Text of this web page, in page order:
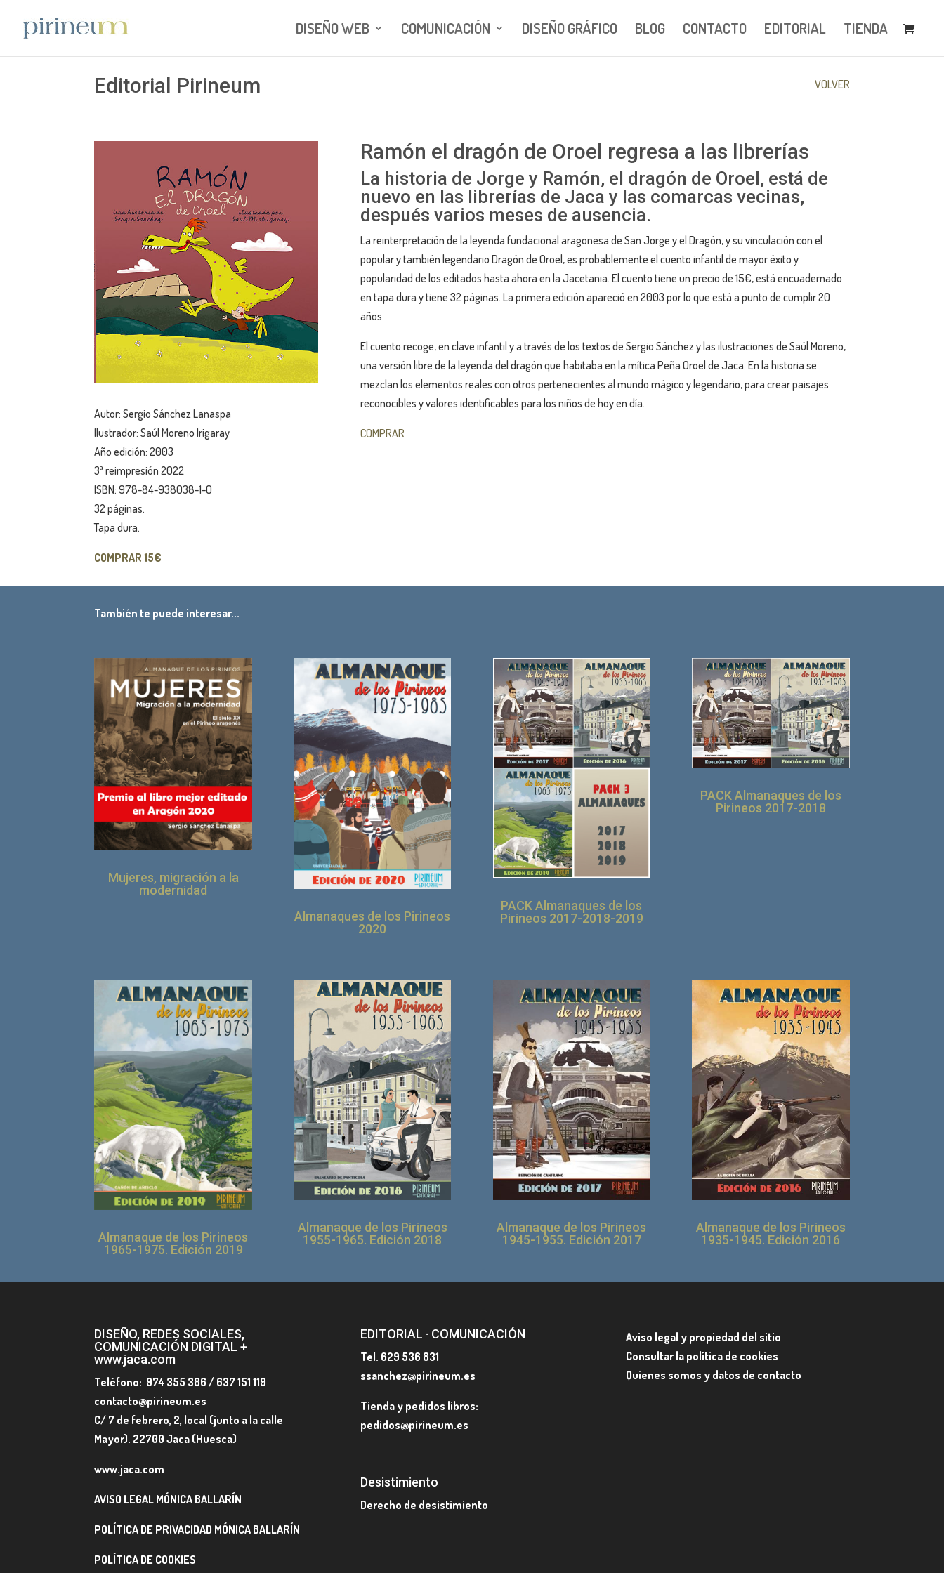
DISEÑO WEB COMUNICACIÓN DISEÑO GRÁFICO BLOG CONTACTO EDITORIAL TIENDA
Editorial Pirineum VOLVER
Autor: Sergio Sánchez Lanaspa
Ilustrador: Saúl Moreno Irigaray
Año edición: 2003
3ª reimpresión 2022
ISBN: 978-84-938038-1-0
32 páginas.
Tapa dura.
COMPRAR 15€
Ramón el dragón de Oroel regresa a las librerías
La historia de Jorge y Ramón, el dragón de Oroel, está de
nuevo en las librerías de Jaca y las comarcas vecinas,
después varios meses de ausencia.
La reinterpretación de la leyenda fundacional aragonesa de San Jorge y el Dragón, y su vinculación con el
popular y también legendario Dragón de Oroel, es probablemente el cuento infantil de mayor éxito y
popularidad de los editados hasta ahora en la Jacetania. El cuento tiene un precio de 15€, está encuadernado
en tapa dura y tiene 32 páginas. La primera edición apareció en 2003 por lo que está a punto de cumplir 20
años.
El cuento recoge, en clave infantil y a través de los textos de Sergio Sánchez y las ilustraciones de Saúl Moreno,
una versión libre de la leyenda del dragón que habitaba en la mítica Peña Oroel de Jaca. En la historia se
mezclan los elementos reales con otros pertenecientes al mundo mágico y legendario, para crear paisajes
reconocibles y valores identificables para los niños de hoy en día.
COMPRAR
También te puede interesar...
Mujeres, migración a la
modernidad
Almanaques de los Pirineos
2020
PACK Almanaques de los
Pirineos 2017-2018-2019
PACK Almanaques de los
Pirineos 2017-2018
Almanaque de los Pirineos
1965-1975. Edición 2019
Almanaque de los Pirineos
1955-1965. Edición 2018
Almanaque de los Pirineos
1945-1955. Edición 2017
Almanaque de los Pirineos
1935-1945. Edición 2016
DISEÑO, REDES SOCIALES,
COMUNICACIÓN DIGITAL +
www.jaca.com
Teléfono: 974 355 386 / 637 151 119
contacto@pirineum.es
C/ 7 de febrero, 2, local (junto a la calle
Mayor). 22700 Jaca (Huesca)
www.jaca.com
AVISO LEGAL MÓNICA BALLARÍN
POLÍTICA DE PRIVACIDAD MÓNICA BALLARÍN
POLÍTICA DE COOKIES
EDITORIAL · COMUNICACIÓN
Tel. 629 536 831
ssanchez@pirineum.es
Tienda y pedidos libros:
pedidos@pirineum.es
Desistimiento
Derecho de desistimiento
Aviso legal y propiedad del sitio
Consultar la política de cookies
Quienes somos y datos de contacto